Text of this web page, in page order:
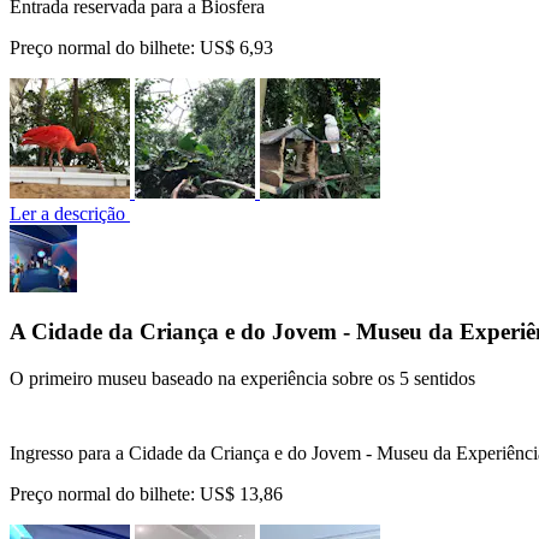
Entrada reservada para a Biosfera
Preço normal do bilhete: US$ 6,93
Ler a descrição
A Cidade da Criança e do Jovem - Museu da
O primeiro museu baseado na experiência sobre os 5 sentidos
Ingresso para a Cidade da Criança e do Jovem - Museu da
Preço normal do bilhete: US$ 13,86